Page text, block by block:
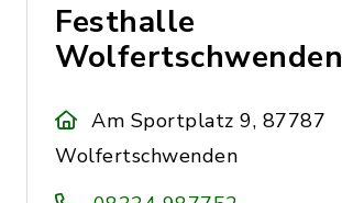
Festhalle
Wolfertschwenden
Am Sportplatz 9, 87787
Wolfertschwenden